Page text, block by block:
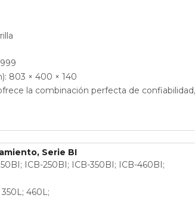
803 × 400 × 140
la combinación perfecta de
Serie BI
ICB-250BI; ICB-350BI; ICB-460BI;
460L;